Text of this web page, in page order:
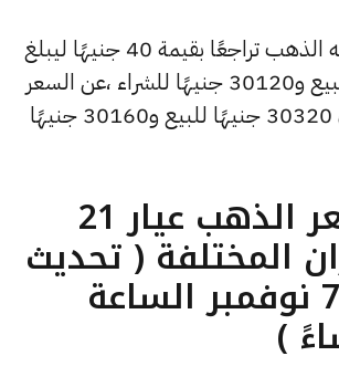
وشهد سعر الجنيه الذهب تراجعًا بقيمة 40 جنيهًا ليبلغ
30280 جنيهًا للبيع و30120 جنيهًا للشراء ،عن السعر
السابق الذي كان 30320 جنيهًا للبيع و30160 جنيهًا
ما هو سعر الذهب عيار 21
المختلفة ( تحديث
الخميس 7 نوفمبر الساعة